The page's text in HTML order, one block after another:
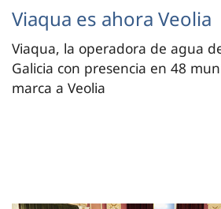
Viaqua es ahora Veolia
Viaqua, la operadora de agua
Galicia con presencia en 48
marca a Veolia